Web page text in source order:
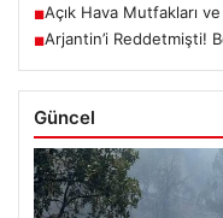
■Açık Hava Mutfakları
■Arjantin’i Reddetmişti!
Güncel